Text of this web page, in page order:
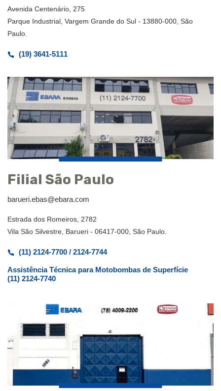
Avenida Centenário, 275
Parque Industrial, Vargem Grande do Sul - 13880-000, São
Paulo.
(19) 3641-5111
Filial São Paulo
barueri.ebas@ebara.com
Estrada dos Romeiros, 2782
Vila São Silvestre, Barueri - 06417-000, São Paulo.
(11) 2124-7700 / 2124-7744
Assistência Técnica para Motobombas de Superfície
(11) 2124-7740